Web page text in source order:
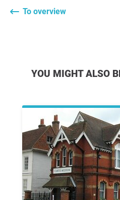
To overview
YOU MIGHT ALSO